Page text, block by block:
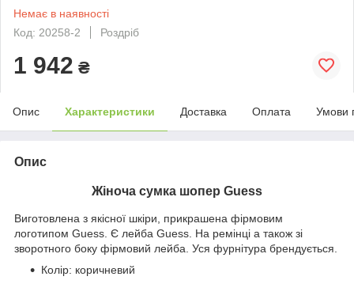
Немає в наявності
Код: 20258-2
Роздріб
1 942 ₴
Опис Характеристики Доставка Оплата Умови
Опис
Жіноча сумка шопер Guess
Виготовлена з якісної шкіри, прикрашена фірмовим
логотипом Guess. Є лейба Guess. На ремінці а також зі
зворотного боку фірмовий лейба. Уся фурнітура брендується.
Колір: коричневий